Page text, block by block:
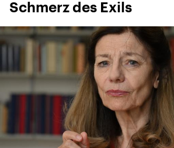
Schmerz des Exils